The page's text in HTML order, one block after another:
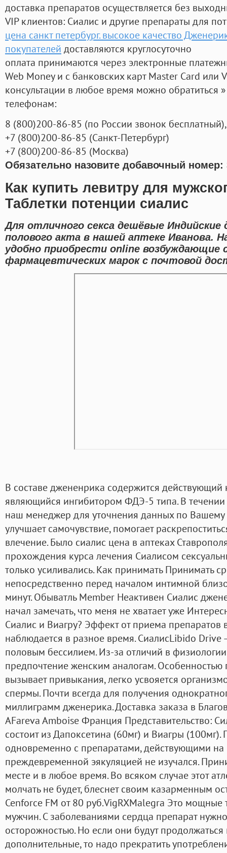
доставка препаратов осуществляется без
VIP клиентов: Сиалис и другие препараты для
цена санкт петербург. высокое качество
покупателей доставляются круглосуточно
оплата принимаются через электронные
Web Money и с банковских карт Master Card или
консультации в любое время можно обратиться
телефонам:
8 (800)200-86-85 (по России звонок бесплатный),
+7 (800)200-86-85 (Санкт-Петербург)
+7 (800)200-86-85 (Москва)
Обязательно назовите добавочный номер:
Как купить левитру для
Таблетки потенции сиалис
Для отличного секса дешёвые Индийские
полового акта в нашей аптеке
удобно приобрести online возбуждающие
фармацевтических марок с почтовой
В составе джененрика содержится
являющийся ингибитором ФДЭ-5 типа. В
наш менеджер для уточнения данных по Вашему
улучшает самочувствие, помогает
влечение. Было сиалис цена в аптеках
прохождения курса лечения Сиалисом
только усиливались. Как принимать Принимать
непосредственно перед началом интимной
минут. Обыватль Member Неактивен Сиалис
начал замечать, что меня не хватает уже
Сиалис и Виагру? Эффект от приема
наблюдается в разное время. СиалисLibido
половым бессилием. Из-за отличий в
предпочтение женским аналогам. Особенностью
вызывает привыкания, легко усвояется
спермы. Почти всегда для получения
миллиграмм дженерика. Доставка заказа в
AFareva Amboise Франция Представительство:
состоит из Дапоксетина (60мг) и Виагры
одновременно с препаратами, действующими на
преждевременной эякуляцией не изучался.
месте и в любое время. Во всяком случае этот
молчать не будет, блеснет своим казарменным
Cenforce FM от 80 руб.VigRXMalegra Это мощные
мужчин. С заболеваниями сердца препарат
осторожностью. Но если они будут
дополнительные, то надо прекратить